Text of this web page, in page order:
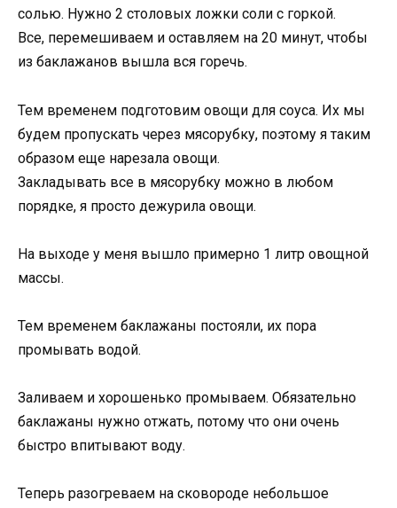
солью. Нужно 2 столовых ложки соли с горкой.
Все, перемешиваем и оставляем на 20 минут, чтобы
из баклажанов вышла вся горечь.
Тем временем подготовим овощи для соуса. Их мы
будем пропускать через мясорубку, поэтому я таким
образом еще нарезала овощи.
Закладывать все в мясорубку можно в любом
порядке, я просто дежурила овощи.
На выходе у меня вышло примерно 1 литр овощной
массы.
Тем временем баклажаны постояли, их пора
промывать водой.
Заливаем и хорошенько промываем. Обязательно
баклажаны нужно отжать, потому что они очень
быстро впитывают воду.
Теперь разогреваем на сковороде небольшое